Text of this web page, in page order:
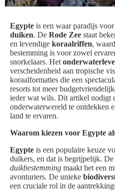
Egypte is een waar paradijs
duiken. De Rode Zee staat
en levendige koraalriffen,
bestemming is voor zowel
snorkelaars. Het
verscheidenheid aan tropische
koraalformaties die een
resorts tot meer
ieder wat wils. Dit artikel nodigt
onderwaterwereld te ontdekken
land te ervaren.
Waarom kiezen voor Egypte
Egypte is een populaire keuze
duikers, en dat is begrijpelijk.
duikbestemming maakt het een
avonturiers. De unieke
een cruciale rol in de